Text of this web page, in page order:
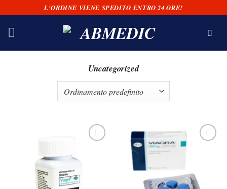
contenuti
L'ORDINE VIENE SPEDITO ENTRO 24 ORE!
Uncategorized